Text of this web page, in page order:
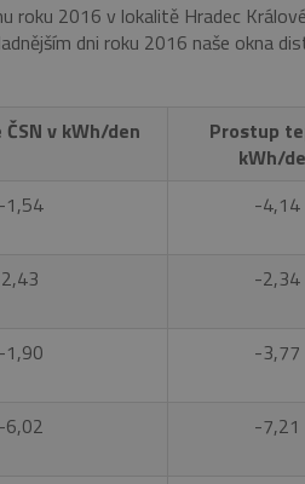
roku 2016 v lokalitě Hradec
dni roku 2016 naše okna
v kWh/den
Prostup
kWh/
-1,54 -4,14
2,43 -2,34
-1,90 -3,77
-6,02 -7,21